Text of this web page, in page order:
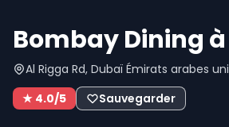
Bombay Dining
Al Rigga Rd, Dubaï Émirats arabes
★ 4.0/5
Sauvegarder